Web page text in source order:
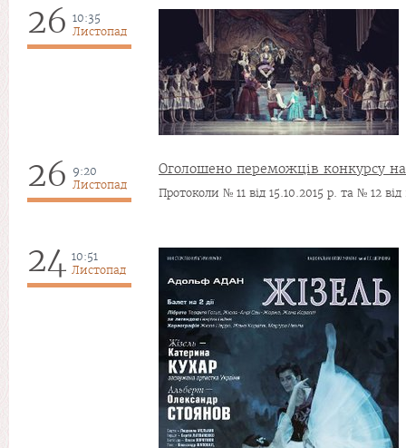
26 10:35
Листопад
26 9:20
Листопад
Оголошено переможців конкурсу
Протоколи № 11 від 15.10.2015 р. та № 12 від
24 10:51
Листопад